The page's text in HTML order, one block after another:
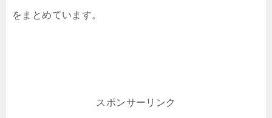
をまとめています。
スポンサーリンク